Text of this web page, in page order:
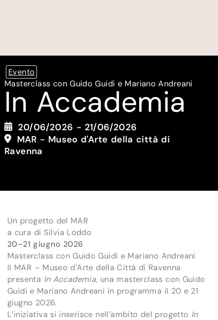
Evento
Masterclass con Guido Guidi e Mariano Andreani
In Accademia
20/06/2026 - 21/06/2026
MAR - Museo d'Arte della città di
Ravenna
Un progetto del MAR
a cura di Silvia Loddo
20–21 giugno 2026
Masterclass con Guido Guidi e Mariano Andreani
Il MAR – Museo d’Arte della Città di Ravenna
presenta In Accademia, una masterclass con Guido
Guidi e Mariano Andreani in programma il 20 e 21
giugno 2026.
L’iniziativa si inserisce nell’ambito del progetto In